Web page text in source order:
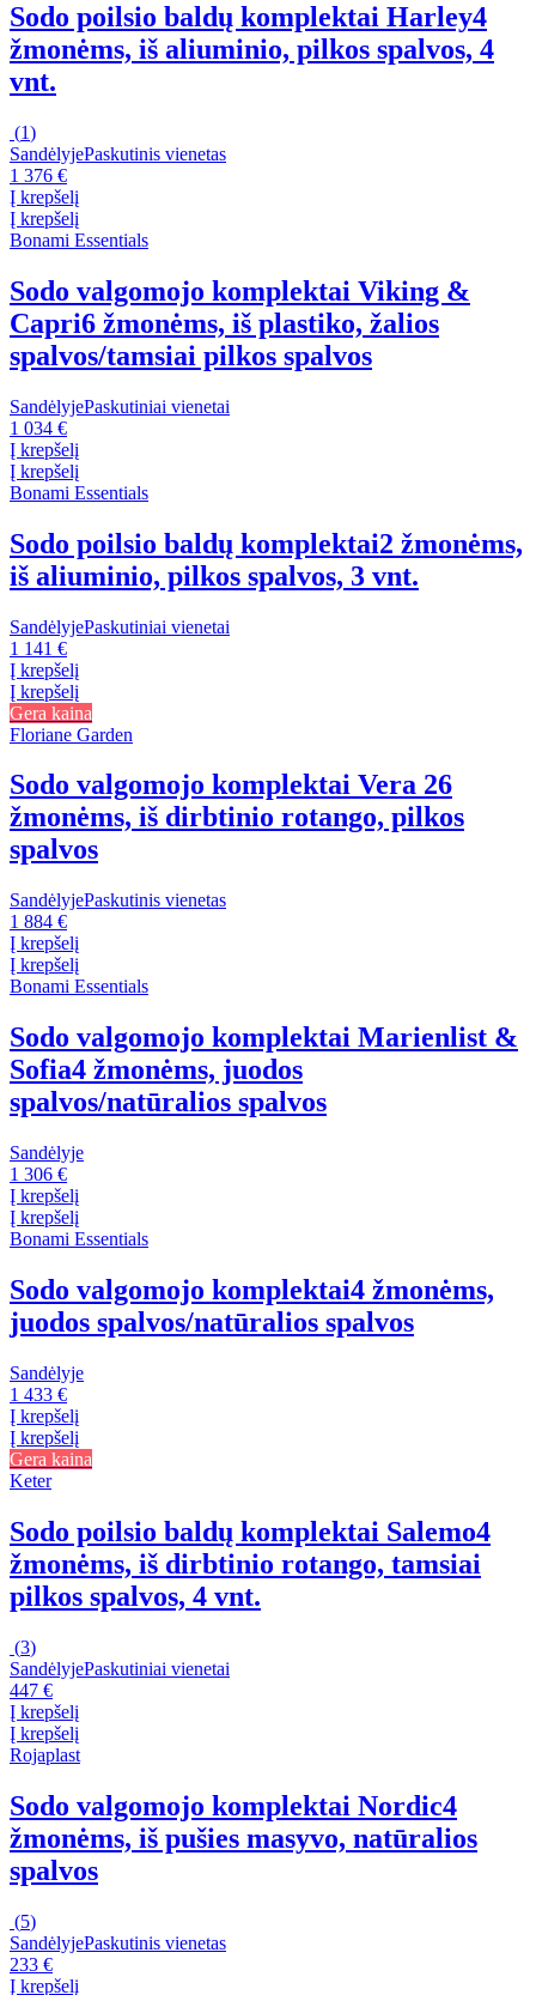
Sodo poilsio baldų komplektai Harley4
žmonėms, iš aliuminio, pilkos spalvos, 4
vnt.
(1)
SandėlyjePaskutinis vienetas
1 376 €
Į krepšelį
Į krepšelį
Bonami Essentials
Sodo valgomojo komplektai Viking &
Capri6 žmonėms, iš plastiko, žalios
spalvos/tamsiai pilkos spalvos
SandėlyjePaskutiniai vienetai
1 034 €
Į krepšelį
Į krepšelį
Bonami Essentials
Sodo poilsio baldų komplektai2 žmonėms,
iš aliuminio, pilkos spalvos, 3 vnt.
SandėlyjePaskutiniai vienetai
1 141 €
Į krepšelį
Į krepšelį
Gera kaina
Floriane Garden
Sodo valgomojo komplektai Vera 26
žmonėms, iš dirbtinio rotango, pilkos
spalvos
SandėlyjePaskutinis vienetas
1 884 €
Į krepšelį
Į krepšelį
Bonami Essentials
Sodo valgomojo komplektai Marienlist &
Sofia4 žmonėms, juodos
spalvos/natūralios spalvos
Sandėlyje
1 306 €
Į krepšelį
Į krepšelį
Bonami Essentials
Sodo valgomojo komplektai4 žmonėms,
juodos spalvos/natūralios spalvos
Sandėlyje
1 433 €
Į krepšelį
Į krepšelį
Gera kaina
Keter
Sodo poilsio baldų komplektai Salemo4
žmonėms, iš dirbtinio rotango, tamsiai
pilkos spalvos, 4 vnt.
(3)
SandėlyjePaskutiniai vienetai
447 €
Į krepšelį
Į krepšelį
Rojaplast
Sodo valgomojo komplektai Nordic4
žmonėms, iš pušies masyvo, natūralios
spalvos
(5)
SandėlyjePaskutinis vienetas
233 €
Į krepšelį